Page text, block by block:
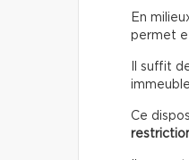
En
permet
Il suffit
Ce